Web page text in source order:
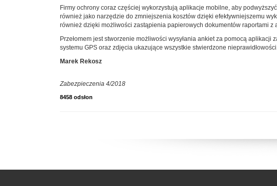
Firmy ochrony coraz częściej wykorzystują aplikacje mobilne, aby
również jako narzędzie do zmniejszenia kosztów dzięki efektywniejszemu
również dzięki możliwości zastąpienia papierowych dokumentów raportami z
Przełomem jest stworzenie możliwości wysyłania ankiet za pomocą
systemu GPS oraz zdjęcia ukazujące wszystkie stwierdzone
Marek Rekosz
Zabezpieczenia 4/2018
8458 odsłon